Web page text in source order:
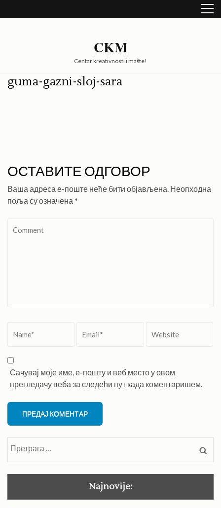
to
CKM
Centar kreativnosti i mašte!
guma-gazni-sloj-sara
ОСТАВИТЕ ОДГОВОР
Ваша адреса е-поште неће бити објављена. Неопходна
поља су означена *
Сачувај моје име, е-пошту и веб место у овом
прегледачу веба за следећи пут када коментаришем.
Najnovije: